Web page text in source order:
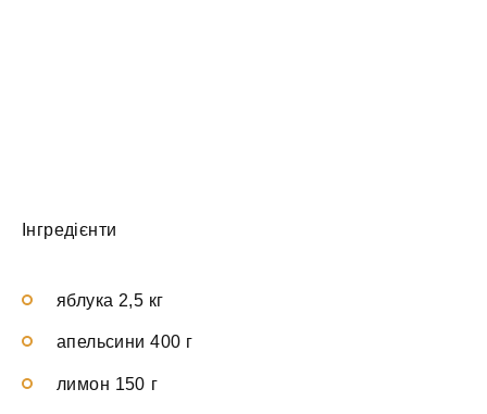
Інгредієнти
яблука 2,5 кг
апельсини 400 г
лимон 150 г